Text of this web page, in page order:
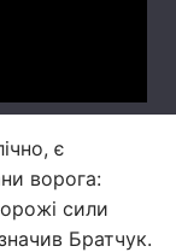
є
ворога:
сили
Братчук.